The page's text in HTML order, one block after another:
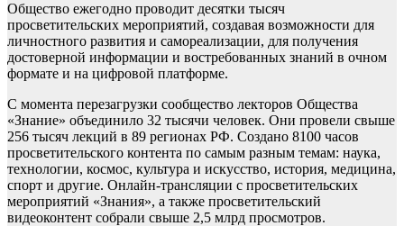
Общество ежегодно проводит десятки тысяч
просветительских мероприятий, создавая возможности для
личностного развития и самореализации, для получения
достоверной информации и востребованных знаний в очном
формате и на цифровой платформе.
С момента перезагрузки сообщество лекторов Общества
«Знание» объединило 32 тысячи человек. Они провели свыше
256 тысяч лекций в 89 регионах РФ. Создано 8100 часов
просветительского контента по самым разным темам: наука,
технологии, космос, культура и искусство, история, медицина,
спорт и другие. Онлайн-трансляции с просветительских
мероприятий «Знания», а также просветительский
видеоконтент собрали свыше 2,5 млрд просмотров.